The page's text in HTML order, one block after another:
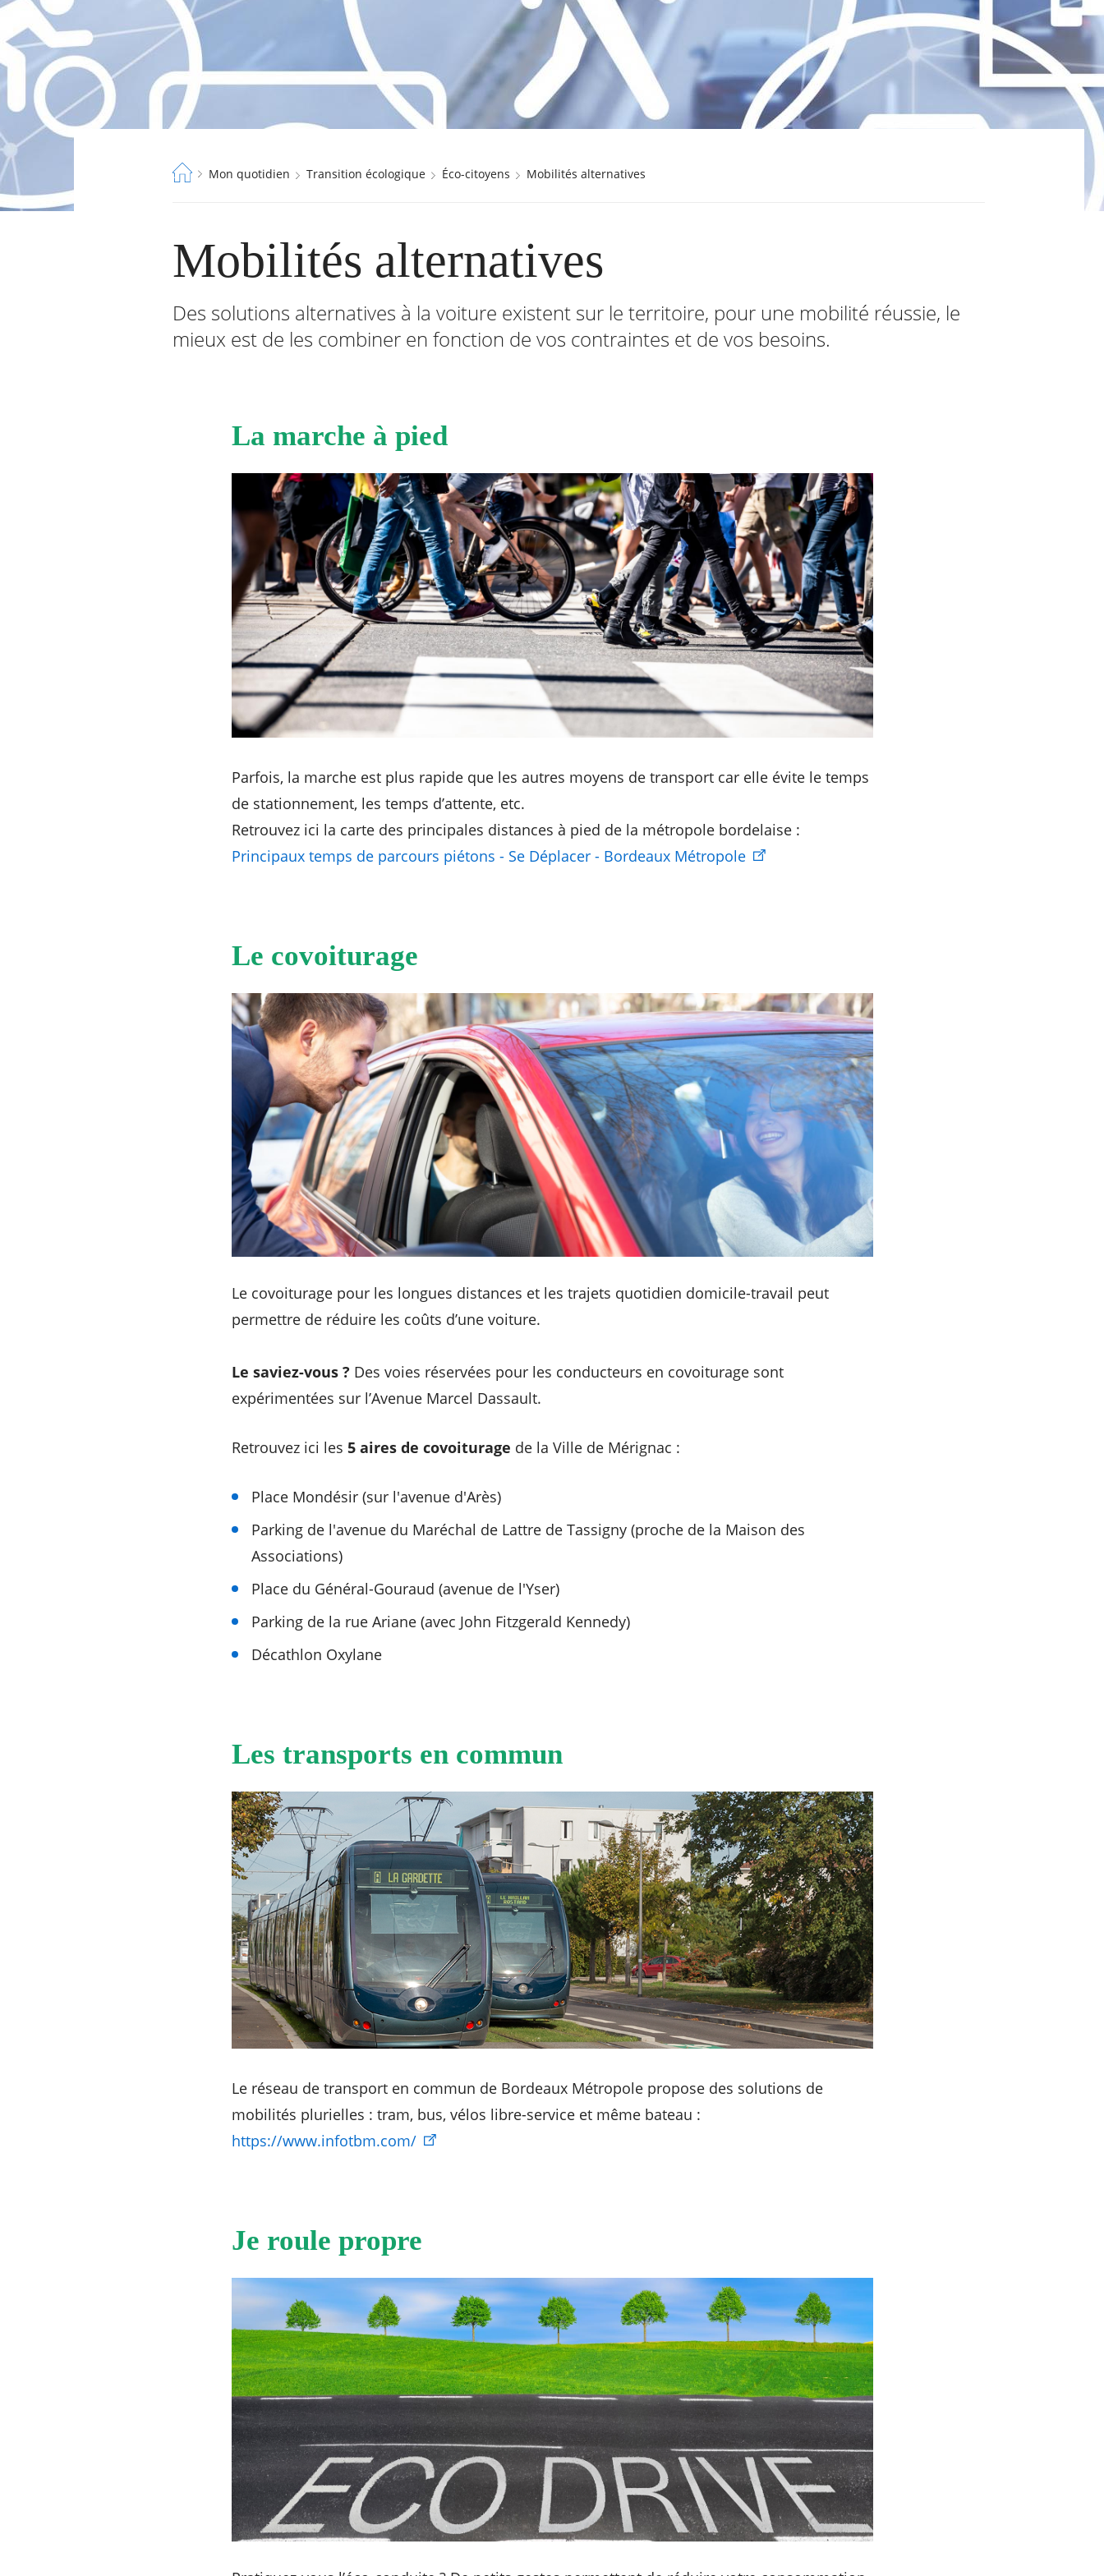
Fil
Mon quotidien Transition écologique Éco-citoyens Mobilités alternatives
Mobilités alternatives
Des solutions alternatives à la voiture existent sur le territoire, pour une mobilité réussie, le
mieux est de les combiner en fonction de vos contraintes et de vos besoins.
La marche à pied
Parfois, la marche est plus rapide que les autres moyens de transport car elle évite le temps
de stationnement, les temps d’attente, etc.
Retrouvez ici la carte des principales distances à pied de la métropole bordelaise :
Principaux temps de parcours piétons - Se Déplacer - Bordeaux Métropole
Le covoiturage
Le covoiturage pour les longues distances et les trajets quotidien domicile-travail peut
permettre de réduire les coûts d’une voiture.
Le saviez-vous ? Des voies réservées pour les conducteurs en covoiturage sont
expérimentées sur l’Avenue Marcel Dassault.
Retrouvez ici les 5 aires de covoiturage de la Ville de Mérignac :
Place Mondésir (sur l'avenue d'Arès)
Parking de l'avenue du Maréchal de Lattre de Tassigny (proche de la Maison des
Associations)
Place du Général-Gouraud (avenue de l'Yser)
Parking de la rue Ariane (avec John Fitzgerald Kennedy)
Décathlon Oxylane
Les transports en commun
Le réseau de transport en commun de Bordeaux Métropole propose des solutions de
mobilités plurielles : tram, bus, vélos libre-service et même bateau :
https://www.infotbm.com/
Je roule propre